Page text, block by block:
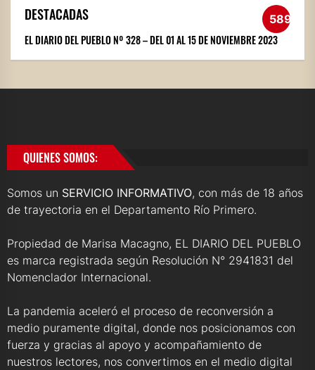
DESTACADAS 589
EL DIARIO DEL PUEBLO Nº 328 – DEL 01 AL 15 DE NOVIEMBRE 2023
QUIENES SOMOS:
Somos un SERVICIO INFORMATIVO, con más de 18 años
de trayectoria en el Departamento Río Primero.
Propiedad de Marisa Macagno, EL DIARIO DEL PUEBLO
es marca registrada según Resolución N° 2941831 del
Nomenclador Internacional.
La pandemia aceleró el proceso de reconversión a
medio puramente digital, donde nos posicionamos con
fuerza y gracias al apoyo y acompañamiento de
nuestros lectores, nos convertimos en el medio digital